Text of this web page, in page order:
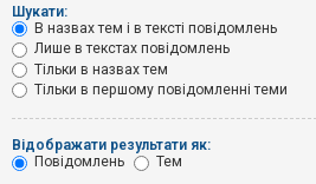
т
е
м
и
о
ш
Шукати:
В назвах тем і в тексті повідомлень
Лише в текстах повідомлень
Тільки в назвах тем
Тільки в першому повідомленні теми
Відображати результати як:
Повідомлень
Тем